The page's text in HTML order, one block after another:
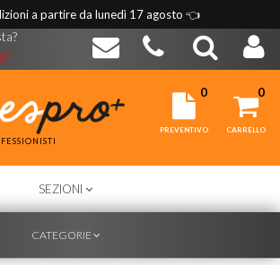
a partire da lunedì 17 agosto 👈
0
PREVENTIVO
0
CARRELLO
TOGGLE
NAVIGATION
SEZIONI
TOGGLE
CATEGORIE